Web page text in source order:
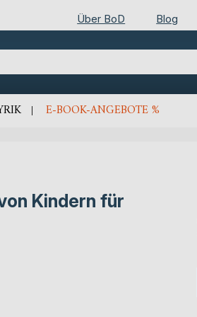
Über BoD Blog
E-BOOK-ANGEBOTE %
Kindern für